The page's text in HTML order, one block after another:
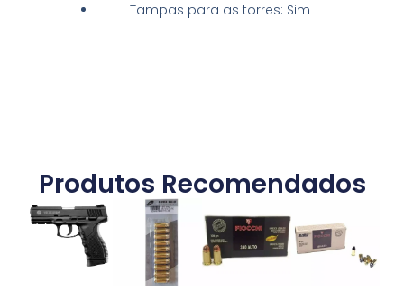
Tampas para as torres: Sim
Produtos Recomendados